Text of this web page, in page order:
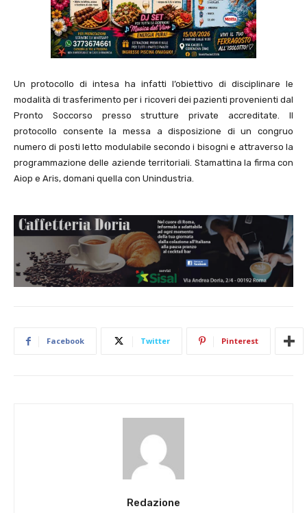
Un protocollo di intesa ha infatti l’obiettivo di disciplinare le
modalità di trasferimento per i ricoveri dei pazienti provenienti dal
Pronto Soccorso presso strutture private accreditate. Il
protocollo consente la messa a disposizione di un congruo
numero di posti letto modulabile secondo i bisogni e attraverso la
programmazione delle aziende territoriali. Stamattina la firma con
Aiop e Aris, domani quella con Unindustria.
Facebook Twitter Pinterest
Redazione